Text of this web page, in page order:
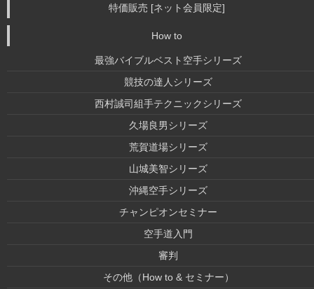
特価販売 [ネット会員限定]
How to
最強バイブルベスト空手シリーズ
競技の達人シリーズ
西村誠司組手テクニックシリーズ
久場良男シリーズ
荒賀道場シリーズ
山城美智シリーズ
沖縄空手シリーズ
チャンピオンセミナー
空手道入門
審判
その他（How to & セミナー）